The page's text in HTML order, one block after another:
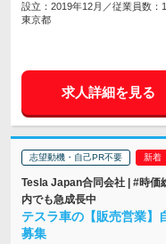
設立：2019年12月／従業員数：
東京都
求人詳細を見る
志望動機・自己PR不要
Tesla Japan合同会社 | #時価
内でも急成長中
テスラ車の【販売営業】
募集